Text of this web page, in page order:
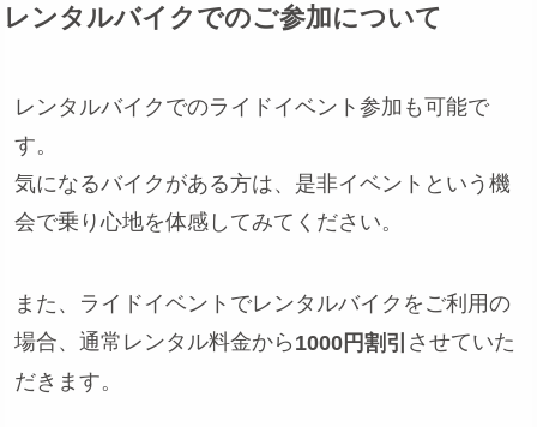
レンタルバイクでのご参加について
レンタルバイクでのライドイベント参加も可能で
す。
気になるバイクがある方は、是非イベントという機
会で乗り心地を体感してみてください。
また、ライドイベントでレンタルバイクをご利用の
場合、通常レンタル料金から 1000円割引 させていた
だきます。